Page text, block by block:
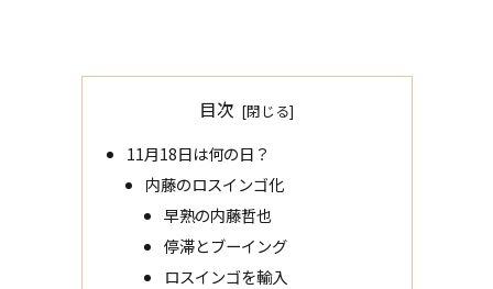
目次
11月18日は何の日？
内藤のロスインゴ化
早熟の内藤哲也
停滞とブーイング
ロスインゴを輸入